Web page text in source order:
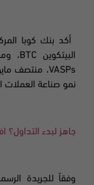
أكد بنك كوبا
البيتكوينBTC
،
VASPs
نمو صناعة العملات
جاهز لبدء التداول؟
وفقاً للجريدة